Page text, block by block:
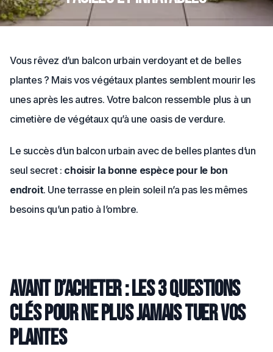
Vous rêvez d’un balcon urbain verdoyant et de belles
plantes ? Mais vos végétaux plantes semblent mourir les
unes après les autres. Votre balcon ressemble plus à un
cimetière de végétaux qu’à une oasis de verdure.
Le succès d’un balcon urbain avec de belles plantes d’un
seul secret : choisir la bonne espèce pour le bon
endroit. Une terrasse en plein soleil n’a pas les mêmes
besoins qu’un patio à l’ombre.
Avant d’acheter : les 3 questions
clés pour ne plus jamais tuer vos
plantes